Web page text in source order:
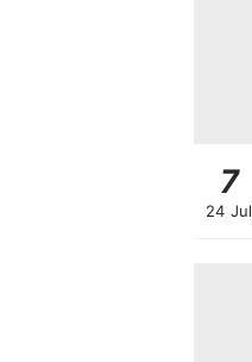
7
24 Jul